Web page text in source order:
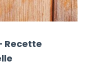
Recette